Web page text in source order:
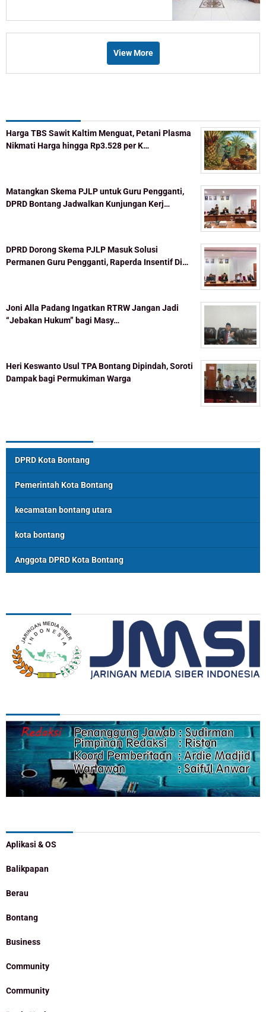
View More
Harga TBS Sawit Kaltim Menguat, Petani Plasma
Nikmati Harga hingga Rp3.528 per K…
Matangkan Skema PJLP untuk Guru Pengganti,
DPRD Bontang Jadwalkan Kunjungan Kerj…
DPRD Dorong Skema PJLP Masuk Solusi
Permanen Guru Pengganti, Raperda Insentif Di…
Joni Alla Padang Ingatkan RTRW Jangan Jadi
“Jebakan Hukum” bagi Masy…
Heri Keswanto Usul TPA Bontang Dipindah, Soroti
Dampak bagi Permukiman Warga
DPRD Kota Bontang
Pemerintah Kota Bontang
kecamatan bontang utara
kota bontang
Anggota DPRD Kota Bontang
Aplikasi & OS
Balikpapan
Berau
Bontang
Business
Community
Community